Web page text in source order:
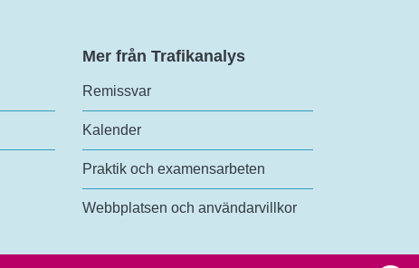
Mer från Trafikanalys
Remissvar
Kalender
Praktik och examensarbeten
Webbplatsen och användarvillkor